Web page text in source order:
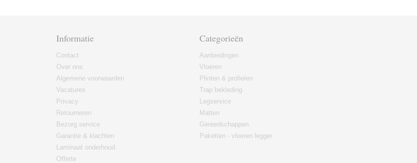
Informatie
Contact
Over ons
Algemene voorwaarden
Vacatures
Privacy
Retourneren
Bezorg service
Garantie & klachten
Laminaat onderhoud
Offerte
Categorieën
Aanbiedingen
Vloeren
Plinten & profielen
Trap bekleding
Legservice
Matten
Gereedschappen
Paketten - vloeren legger